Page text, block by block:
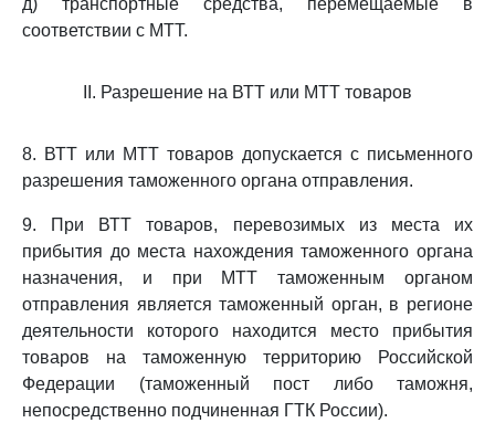
д) транспортные средства, перемещаемые в
соответствии с МТТ.
II. Разрешение на ВТТ или МТТ товаров
8. ВТТ или МТТ товаров допускается с письменного
разрешения таможенного органа отправления.
9. При ВТТ товаров, перевозимых из места их
прибытия до места нахождения таможенного органа
назначения, и при МТТ таможенным органом
отправления является таможенный орган, в регионе
деятельности которого находится место прибытия
товаров на таможенную территорию Российской
Федерации (таможенный пост либо таможня,
непосредственно подчиненная ГТК России).